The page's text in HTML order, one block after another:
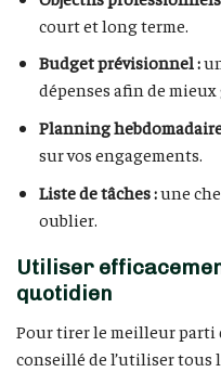
court et long terme.
Budget prévisionnel :
dépenses afin de
Planning
sur vos engagements.
Liste de tâches :une
oublier.
Utiliser
quotidien
Pour tirer le meilleur parti
conseillé de l’utiliser tous